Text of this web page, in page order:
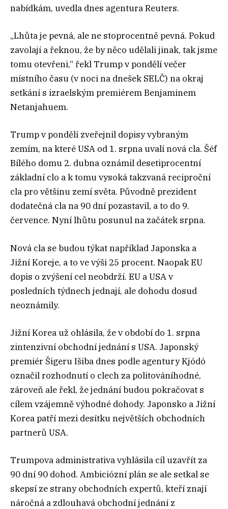
nabídkám, uvedla dnes agentura Reuters.
„Lhůta je pevná, ale ne stoprocentně pevná. Pokud
zavolají a řeknou, že by něco udělali jinak, tak jsme
tomu otevřeni,“ řekl Trump v pondělí večer
místního času (v noci na dnešek SELČ) na okraj
setkání s izraelským premiérem Benjaminem
Netanjahuem.
Trump v pondělí zveřejnil dopisy vybraným
zemím, na které USA od 1. srpna uvalí nová cla. Šéf
Bílého domu 2. dubna oznámil desetiprocentní
základní clo a k tomu vysoká takzvaná reciproční
cla pro většinu zemí světa. Původně prezident
dodatečná cla na 90 dní pozastavil, a to do 9.
července. Nyní lhůtu posunul na začátek srpna.
Nová cla se budou týkat například Japonska a
Jižní Koreje, a to ve výši 25 procent. Naopak EU
dopis o zvýšení cel neobdrží. EU a USA v
posledních týdnech jednají, ale dohodu dosud
neoznámily.
Jižní Korea už ohlásila, že v období do 1. srpna
zintenzivní obchodní jednání s USA. Japonský
premiér Šigeru Išiba dnes podle agentury Kjódó
označil rozhodnutí o clech za politováníhodné,
zároveň ale řekl, že jednání budou pokračovat s
cílem vzájemně výhodné dohody. Japonsko a Jižní
Korea patří mezi desítku největších obchodních
partnerů USA.
Trumpova administrativa vyhlásila cíl uzavřít za
90 dní 90 dohod. Ambiciózní plán se ale setkal se
skepsí ze strany obchodních expertů, kteří znají
náročná a zdlouhavá obchodní jednání z